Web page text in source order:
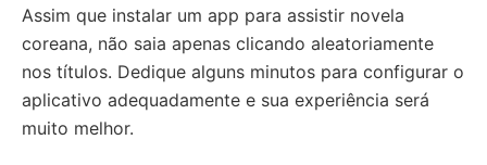
Assim que instalar um app para assistir novela
coreana, não saia apenas clicando aleatoriamente
nos títulos. Dedique alguns minutos para configurar o
aplicativo adequadamente e sua experiência será
muito melhor.